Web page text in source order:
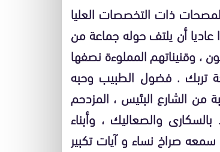
ذات التخصصات العليا
أن يلتف حوله جماعةمن
، وقنيناتهم المملوءة نصفها
تربك . فضول الطبيب وحبه
من الشارع البئيس ، المزدحم
والصعاليك ، وأبناء
صراخ نساء و آيات تكبير